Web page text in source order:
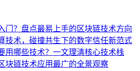
门？盘点最易上手的区块链技术方向
技术，碰撞共生下的数字信任新范式
用哪些技术？一文理清核心技术栈
块链技术应用最广的全景观察